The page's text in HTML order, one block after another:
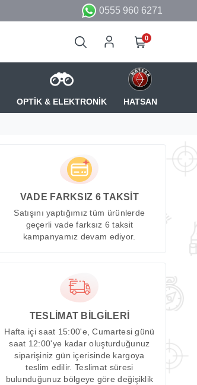
0555 960 6271
0
OPTİK & ELEKTRONİK HATSAN
VADE FARKSIZ 6 TAKSİT
Satışını yaptığımız tüm ürünlerde
geçerli vade farksız 6 taksit
kampanyamız devam ediyor.
TESLİMAT BİLGİLERİ
Hafta içi saat 15:00'e, Cumartesi günü
saat 12:00'ye kadar oluşturduğunuz
siparişiniz gün içerisinde kargoya
teslim edilir. Teslimat süresi
bulunduğunuz bölgeye göre değişiklik